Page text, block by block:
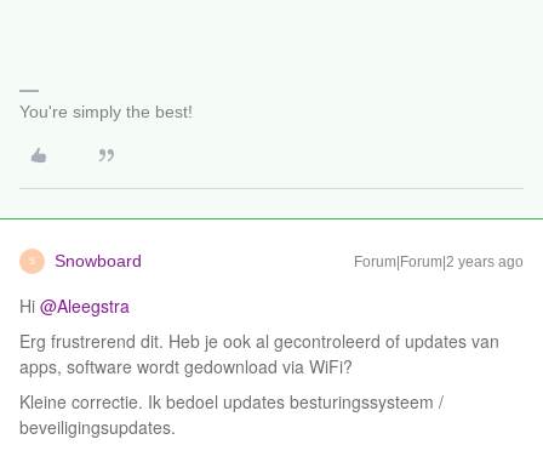
You're simply the best!
S Snowboard Forum|Forum|2 years ago
Hi @Aleegstra
Erg frustrerend dit. Heb je ook al gecontroleerd of updates van
apps, software wordt gedownload via WiFi?
Kleine correctie. Ik bedoel updates besturingssysteem /
beveiligingsupdates.